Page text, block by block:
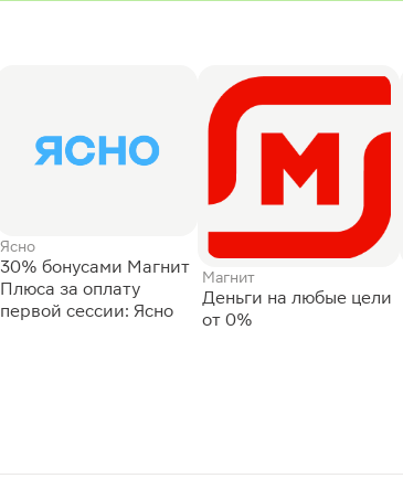
Ясно
30% бонусами Магнит
Плюса за оплату
первой сессии: Ясно
Магнит
Деньги на любые цели
от 0%